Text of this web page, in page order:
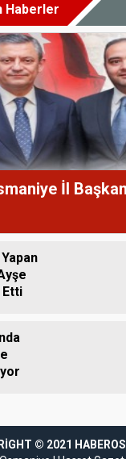
Haberler
İl
© 2021
giriş